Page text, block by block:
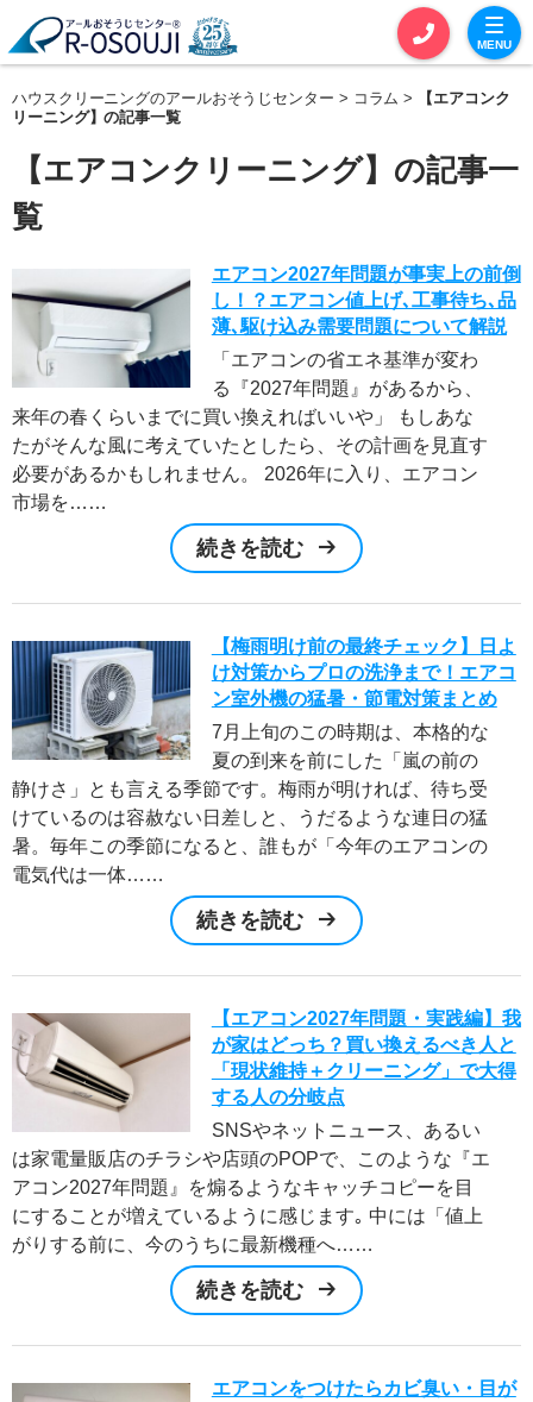
MENU
お見積りカート お問い合わせ
セットおそうじ
単品おそうじ
エアコンクリーニング
全体おそうじ
定期おそうじ
その他
対応エリア
アールおそうじセンターについて
お役立ち情報
マイページ
0120-599-022
（日定休）
ハウスクリーニングのアールおそうじセンター コラム
【エアコンク
リーニング】の記事一覧
【エアコンクリーニング】の記事一
覧
エアコン2027年問題が事実上の前倒
し！？エアコン値上げ､工事待ち､品
薄､駆け込み需要問題について解説
「エアコンの省エネ基準が変わ
る『2027年問題』があるから、
来年の春くらいまでに買い換えればいいや」 もしあな
たがそんな風に考えていたとしたら、その計画を見直す
必要があるかもしれません。 2026年に入り、エアコン
市場を……
続きを読む
【梅雨明け前の最終チェック】日よ
け対策からプロの洗浄まで！エアコ
ン室外機の猛暑・節電対策まとめ
7月上旬のこの時期は、本格的な
夏の到来を前にした「嵐の前の
静けさ」とも言える季節です。梅雨が明ければ、待ち受
けているのは容赦ない日差しと、うだるような連日の猛
暑。毎年この季節になると、誰もが「今年のエアコンの
電気代は一体……
続きを読む
【エアコン2027年問題・実践編】我
が家はどっち？買い換えるべき人と
「現状維持＋クリーニング」で大得
する人の分岐点
SNSやネットニュース、あるい
は家電量販店のチラシや店頭のPOPで、このような『エ
アコン2027年問題』を煽るようなキャッチコピーを目
にすることが増えているように感じます｡ 中には「値上
がりする前に、今のうちに最新機種へ……
続きを読む
エアコンをつけたらカビ臭い・目が